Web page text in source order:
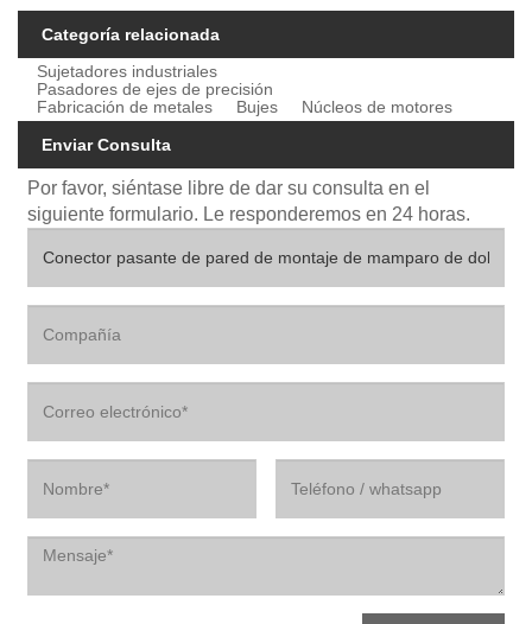
Categoría relacionada
Sujetadores industriales
Pasadores de ejes de precisión
Fabricación de metales
Bujes Núcleos de motores
Enviar Consulta
Por favor, siéntase libre de dar su consulta en el
siguiente formulario. Le responderemos en 24 horas.